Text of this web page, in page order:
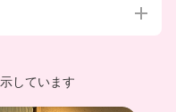
しています